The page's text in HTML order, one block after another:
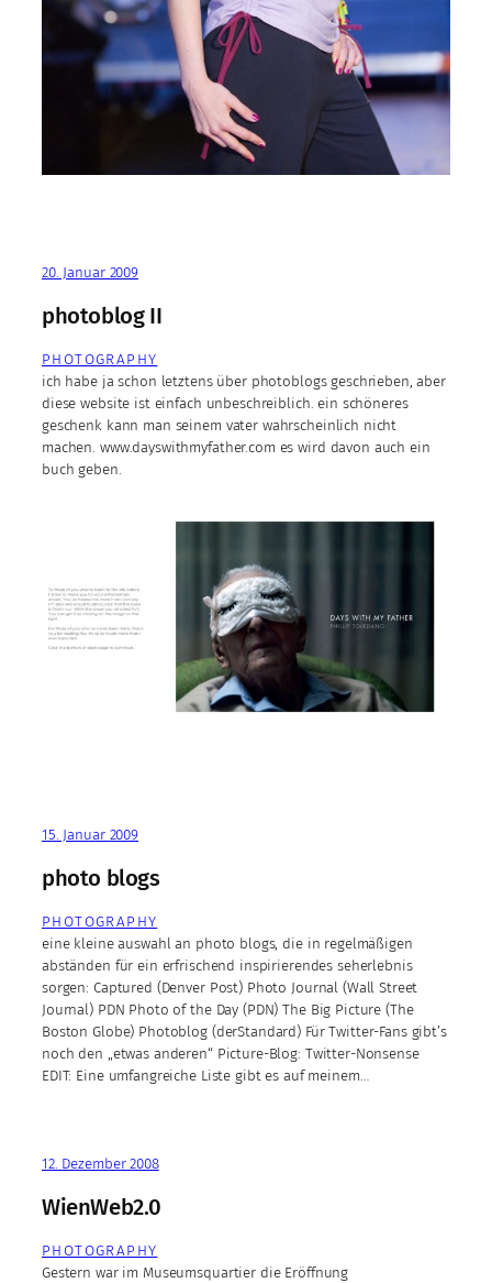
20. Januar 2009
photoblog II
PHOTOGRAPHY
ich habe ja schon letztens über photoblogs geschrieben, aber
diese website ist einfach unbeschreiblich. ein schöneres
geschenk kann man seinem vater wahrscheinlich nicht
machen. www.dayswithmyfather.com es wird davon auch ein
buch geben.
15. Januar 2009
photo blogs
PHOTOGRAPHY
eine kleine auswahl an photo blogs, die in regelmäßigen
abständen für ein erfrischend inspirierendes seherlebnis
sorgen: Captured (Denver Post) Photo Journal (Wall Street
Journal) PDN Photo of the Day (PDN) The Big Picture (The
Boston Globe) Photoblog (derStandard) Für Twitter-Fans gibt’s
noch den „etwas anderen“ Picture-Blog: Twitter-Nonsense
EDIT: Eine umfangreiche Liste gibt es auf meinem…
12. Dezember 2008
WienWeb2.0
PHOTOGRAPHY
Gestern war im Museumsquartier die Eröffnung